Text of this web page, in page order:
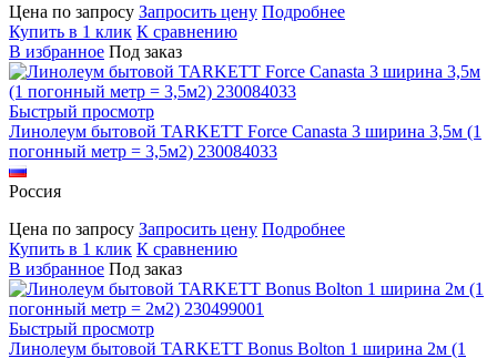
Цена по запросу Запросить цену Подробнее
Купить в 1 клик К сравнению
В избранное Под заказ
Быстрый просмотр
Линолеум бытовой TARKETT Force Canasta 3 ширина 3,5м (1
погонный метр = 3,5м2) 230084033
Россия
Цена по запросу Запросить цену Подробнее
Купить в 1 клик К сравнению
В избранное Под заказ
Быстрый просмотр
Линолеум бытовой TARKETT Bonus Bolton 1 ширина 2м (1